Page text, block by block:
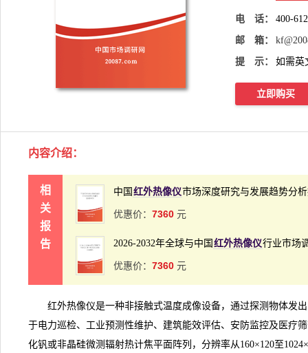
电 话： 400-
邮 箱：
提 示： 如需英
立即购买
内容介绍：
相
关
报
告
中国 红外热像仪市场深度研究与发展趋势分
优惠价： 7360 元
2026-2032年全球与中国 红外热像仪行业市场
优惠价： 7360 元
红外热像仪是一种非接触式温度成像设备，通过探测物体发出
于电力巡检、工业预测性维护、建筑能效评估、安防监控及医疗
化钒或非晶硅微测辐射热计焦平面阵列，分辨率从160×120至